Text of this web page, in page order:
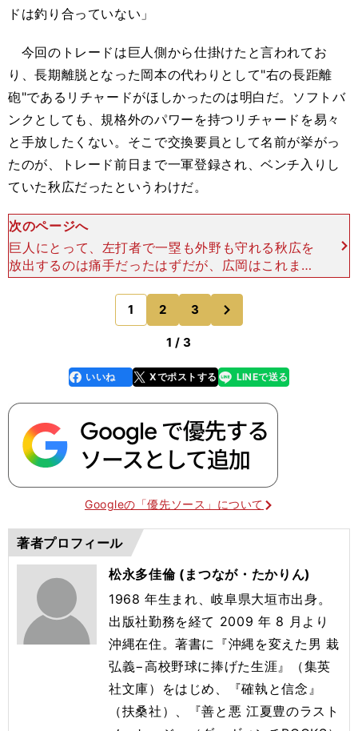
ドは釣り合っていない」
今回のトレードは巨人側から仕掛けたと言われてお
り、長期離脱となった岡本の代わりとして"右の長距離
砲"であるリチャードがほしかったのは明白だ。ソフトバ
ンクとしても、規格外のパワーを持つリチャードを易々
と手放したくない。そこで交換要員として名前が挙がっ
たのが、トレード前日まで一軍登録され、ベンチ入りし
ていた秋広だったというわけだ。
次のページへ
巨人にとって、左打者で一塁も外野も守れる秋広を
放出するのは痛手だったはずだが、広岡はこれまで
の起用法に疑問を呈す。「そもそも秋広に『チャン
スを与えた』と言うが、打てなければすぐに交代さ
せ、代打や途中
1 2 3
1 / 3
faceboo
k
いいね Xでポストする
line LINEで送る
Googleの「優先ソース」について
著者プロフィール
松永多佳倫 (まつなが・たかりん)
1968 年生まれ、岐阜県大垣市出身。
出版社勤務を経て 2009 年 8 月より
沖縄在住。著書に『沖縄を変えた男 栽
弘義−高校野球に捧げた生涯』（集英
社文庫）をはじめ、『確執と信念』
（扶桑社）、『善と悪 江夏豊のラスト